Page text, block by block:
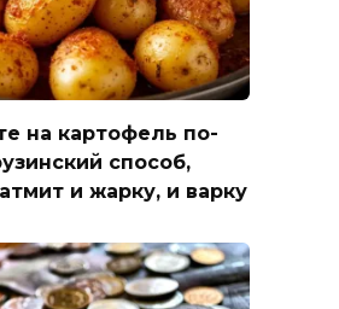
на картофель по-
способ,
и жарку, и варку